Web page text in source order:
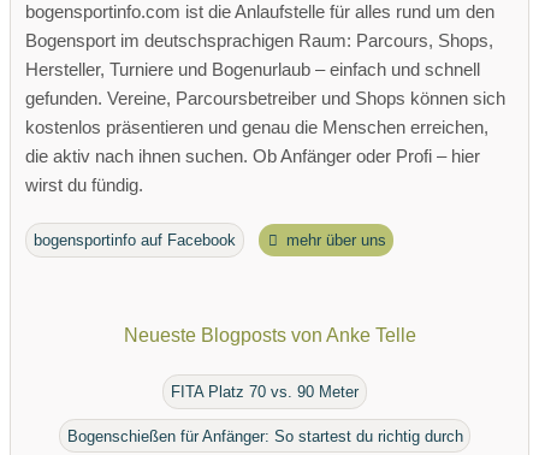
bogensportinfo.com ist die Anlaufstelle für alles rund um den
Bogensport im deutschsprachigen Raum: Parcours, Shops,
Hersteller, Turniere und Bogenurlaub – einfach und schnell
gefunden. Vereine, Parcoursbetreiber und Shops können sich
kostenlos präsentieren und genau die Menschen erreichen,
die aktiv nach ihnen suchen. Ob Anfänger oder Profi – hier
wirst du fündig.
bogensportinfo auf Facebook mehr über uns
Neueste Blogposts von Anke Telle
FITA Platz 70 vs. 90 Meter
Bogenschießen für Anfänger: So startest du richtig durch